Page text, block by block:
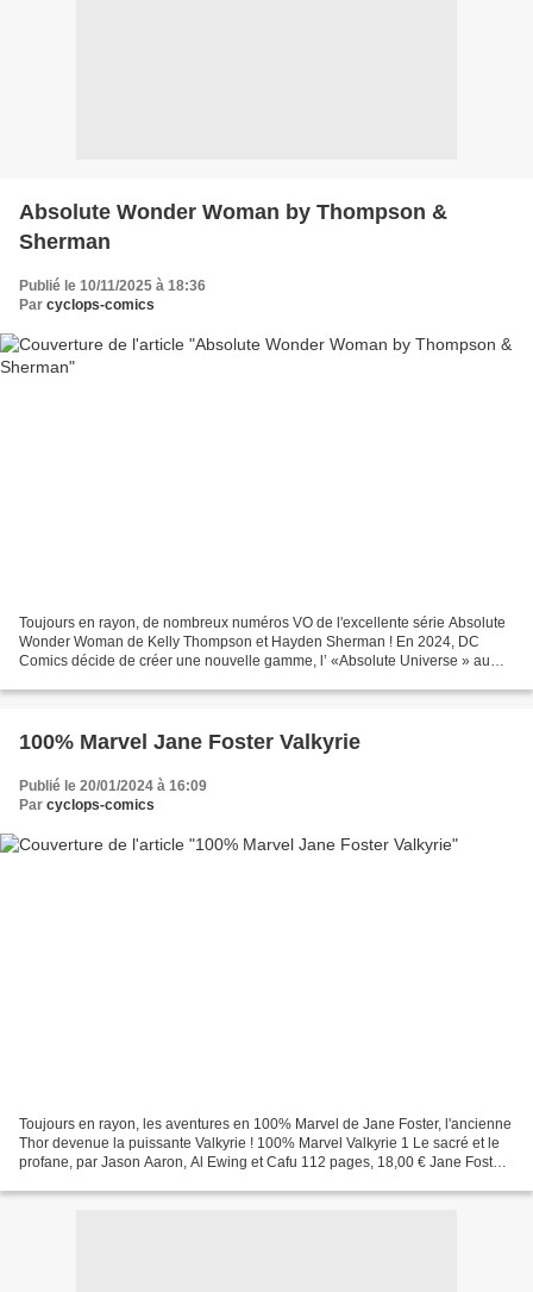
Absolute Wonder Woman by Thompson &
Sherman
Publié le 10/11/2025 à 18:36
Par cyclops-comics
Toujours en rayon, de nombreux numéros VO de l'excellente série Absolute
Wonder Woman de Kelly Thompson et Hayden Sherman ! En 2024, DC
Comics décide de créer une nouvelle gamme, l’ «Absolute Universe » au
100% Marvel Jane Foster Valkyrie
Publié le 20/01/2024 à 16:09
Par cyclops-comics
Toujours en rayon, les aventures en 100% Marvel de Jane Foster, l'ancienne
Thor devenue la puissante Valkyrie ! 100% Marvel Valkyrie 1 Le sacré et le
profane, par Jason Aaron, Al Ewing et Cafu 112 pages, 18,00 € Jane Foster,